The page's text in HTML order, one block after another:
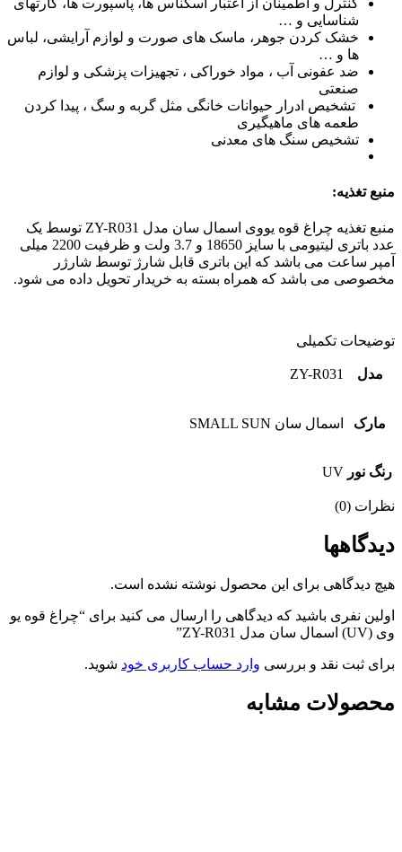
شناسایی و …
خشک کردن جوهر، ماسک های صورت و لوازم آرایشی، لباس
ها و …
ضد عفونی آب ، مواد خوراکی ، تجهیزات پزشکی و لوازم
صنعتی
تشخیص ادرار حیوانات خانگی مثل گربه و سگ ، پیدا کردن
طعمه های ماهیگیری
تشخیص سنگ های معدنی
منبع تغذیه:
منبع تغذیه چراغ قوه یووی اسمال سان مدل ZY-R031 توسط یک
عدد باتری لیتیومی با سایز 18650 و 3.7 ولت و ظرفیت 2200 میلی
آمپر ساعت می باشد که این باتری قابل شارژ توسط شارژر
مخصوصی می باشد که همراه بسته به خریدار تحویل داده می شود.
توضیحات تکمیلی
مدل ZY-R031
مارک اسمال سان SMALL SUN
رنگ نور UV
نظرات (0)
دیدگاهها
هیچ دیدگاهی برای این محصول نوشته نشده است.
اولین نفری باشید که دیدگاهی را ارسال می کنید برای “چراغ قوه یو
وی (UV) اسمال سان مدل ZY-R031”
برای ثبت نقد و بررسی وارد حساب کاربری خود شوید.
محصولات مشابه